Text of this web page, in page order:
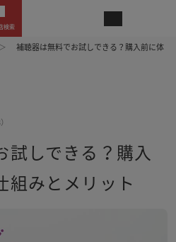
検索
補聴器は無料でお試しできる？購入前に体
）
試しできる？購入
組みとメリット